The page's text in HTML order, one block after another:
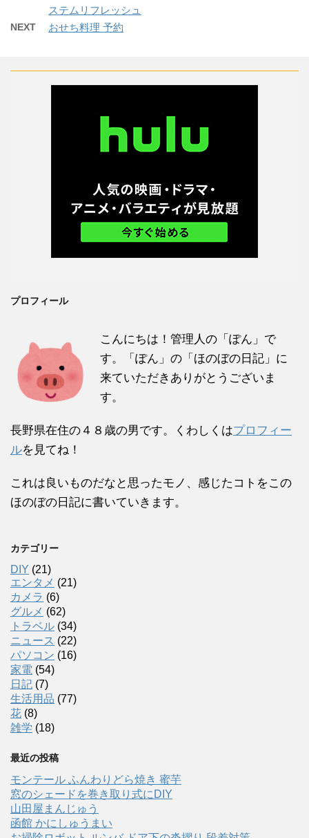
ステムリフレッシュ
NEXT おせち料理 予約
プロフィール
こんにちは！管理人の「ぽん」で
す。「ぽん」の「ほのぼの日記」に
来ていただきありがとうございま
す。
長野県在住の４８歳の男です。くわしくはプロフィー
ルを見てね！
これは良いものだなと思ったモノ、感じたコトをこの
ほのぼの日記に書いていきます。
カテゴリー
DIY (21)
エンタメ (21)
カメラ (6)
グルメ (62)
トラベル (34)
ニュース (22)
パソコン (16)
家電 (54)
日記 (7)
生活用品 (77)
花 (8)
雑学 (18)
最近の投稿
モンテール ふんわりどら焼き 蜜芋
窓のシェードを巻き取り式にDIY
山田屋まんじゅう
函館 かにしゅうまい